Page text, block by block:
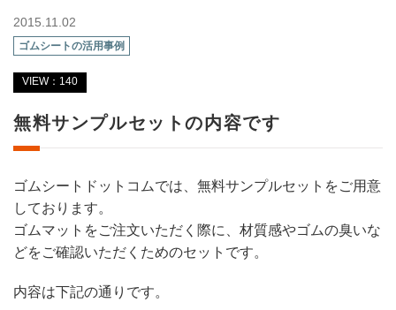
2015.11.02
ゴムシートの活用事例
VIEW：140
無料サンプルセットの内容です
ゴムシートドットコムでは、無料サンプルセットをご用意
しております。
ゴムマットをご注文いただく際に、材質感やゴムの臭いな
どをご確認いただくためのセットです。
内容は下記の通りです。